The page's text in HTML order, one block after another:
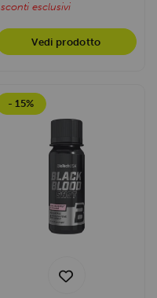
sconti esclusivi
Vedi prodotto
- 15%